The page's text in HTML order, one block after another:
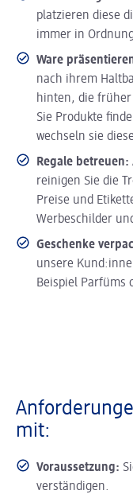
platzieren diese
immer in
Ware
nach ihrem
hinten, die
Sie Produkte
wechseln sie
Regale betreuen:
reinigen Sie die
Preise und
Werbeschilder
Geschenke
unsere
Beispiel Parfüms
mit:
Voraussetzung:
verständigen.